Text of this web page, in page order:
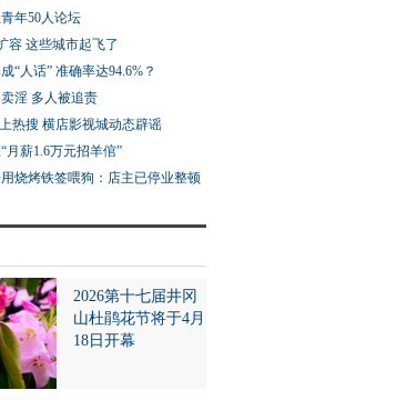
年50人论坛
容 这些城市起飞了
“人话” 准确率达94.6%？
淫 多人被追责
热搜 横店影视城动态辟谣
月薪1.6万元招羊倌”
烧烤铁签喂狗：店主已停业整顿
2026第十七届井冈
山杜鹃花节将于4月
18日开幕